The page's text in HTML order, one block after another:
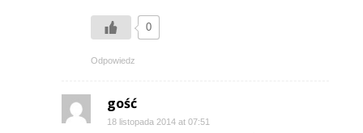
0
Odpowiedz
gość
18 listopada 2014 at 07:51